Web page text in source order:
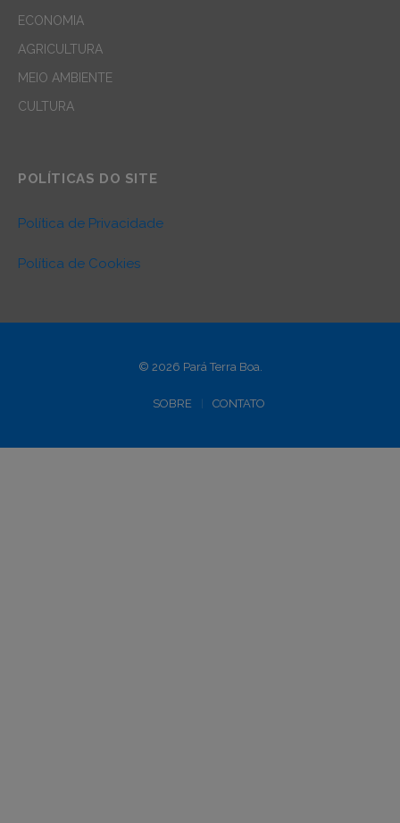
ECONOMIA
AGRICULTURA
MEIO AMBIENTE
CULTURA
POLÍTICAS DO SITE
Política de Privacidade
Política de Cookies
© 2026 Pará Terra Boa.
SOBRE CONTATO